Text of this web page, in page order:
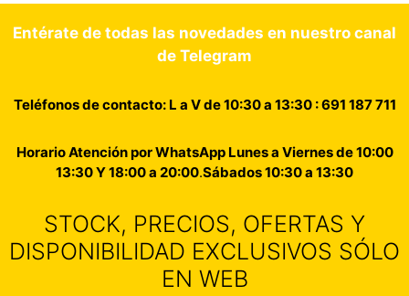
Entérate de todas las novedades en nuestro canal
de Telegram
Teléfonos de contacto: L a V de 10:30 a 13:30 : 691 187 711
Horario Atención por WhatsApp Lunes a Viernes de 10:00
13:30 Y 18:00 a 20:00.Sábados 10:30 a 13:30
STOCK, PRECIOS, OFERTAS Y
DISPONIBILIDAD EXCLUSIVOS SÓLO
EN WEB